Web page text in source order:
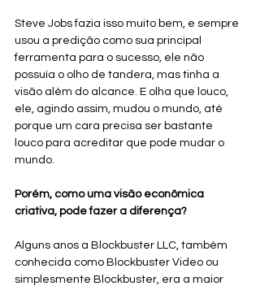
Steve Jobs fazia isso muito bem, e sempre
usou a predição como sua principal
ferramenta para o sucesso, ele não
possuía o olho de tandera, mas tinha a
visão além do alcance. E olha que louco,
ele, agindo assim, mudou o mundo, até
porque um cara precisa ser bastante
louco para acreditar que pode mudar o
mundo.
Porém, como uma visão econômica
criativa, pode fazer a diferença?
Alguns anos a Blockbuster LLC, também
conhecida como Blockbuster Video ou
simplesmente Blockbuster, era a maior